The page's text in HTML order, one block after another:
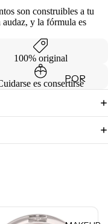
MINIS
Minis
Makeup
Minis
Todos
POR
CATEG
oras
son construibles a tu
audaz, y la fórmula es
100% original
es consertirse